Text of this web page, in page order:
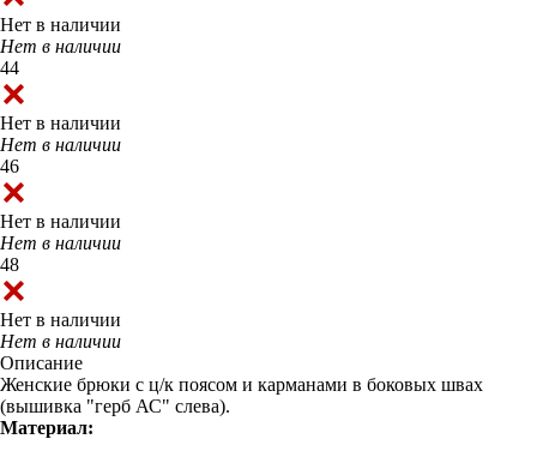
Нет в наличии
Нет в наличии
44
Нет в наличии
Нет в наличии
46
Нет в наличии
Нет в наличии
48
Нет в наличии
Нет в наличии
Описание
Женские брюки с ц/к поясом и карманами в боковых швах
(вышивка "герб АС" слева).
Материал: